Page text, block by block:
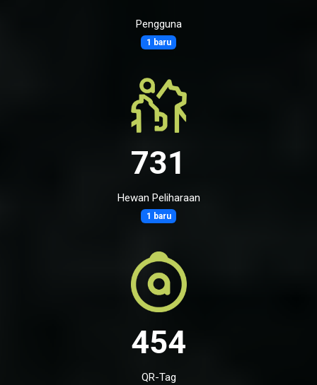
Pengguna
1 baru
731
Hewan Peliharaan
1 baru
454
QR-Tag